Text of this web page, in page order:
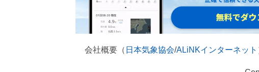
会社概要（ 日本気象協会/ALiNKインターネット